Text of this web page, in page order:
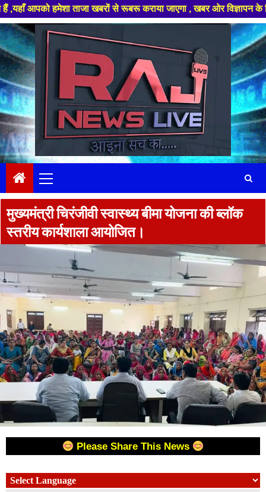
ताजा खबरों से रूबरू कराया जाएगा , खबर ओर विज्ञापन के लिए
Skip
to
content
Menu
मुख्यमंत्री चिरंजीवी स्वास्थ्य बीमा योजना की ब्लॉक
स्तरीय कार्यशाला आयोजित।
Please Share This News